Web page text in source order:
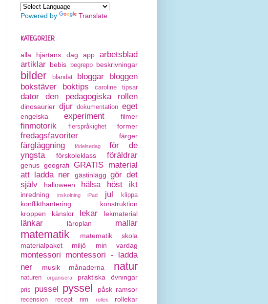
Powered by Translate
KATEGORIER
alla hjärtans dag app
arbetsblad
artiklar bebis begrepp beskrivningar
bilder blandat bloggar
bloggen
bokstäver
boktips caroline tipsar
dator den pedagogiska rollen
dinosaurier djur dokumentation eget
engelska experiment filmer
finmotorik flerspråkighet former
fredagsfavoriter färger
färgläggning födelsedag
för de
yngsta
förskoleklass föräldrar
genus geografi GRATIS material
att ladda ner
gästinlägg gör det
själv
halloween hälsa höst ikt
inredning inskolning iPad jul klippa
konflikthantering
konstruktion
kroppen
känslor lekar lekmaterial
länkar läroplan mallar
matematik
matematik skola
materialpaket
miljö min vardag
montessori montessori - ladda
ner
musik månaderna natur
naturen organisera praktiska övningar
pris pussel pyssel påsk ramsor
recension recept rim rollek rollekar